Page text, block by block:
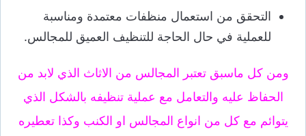
التحقق من استعمال منظفات معتمدة ومناسبة
للعملية في حال الحاجة للتنظيف العميق للمجالس.
ومن كل ماسبق تعتبر المجالس من الاثاث الذي لابد من
الحفاظ عليه والتعامل مع عملية تنظيفه بالشكل الذي
يتوائم مع كل من انواع المجالس او الكنب وكذا تعطيره